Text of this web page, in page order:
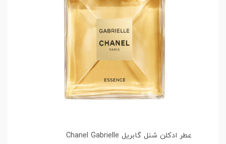
عطر ادکلن شنل گابریل Chanel Gabrielle